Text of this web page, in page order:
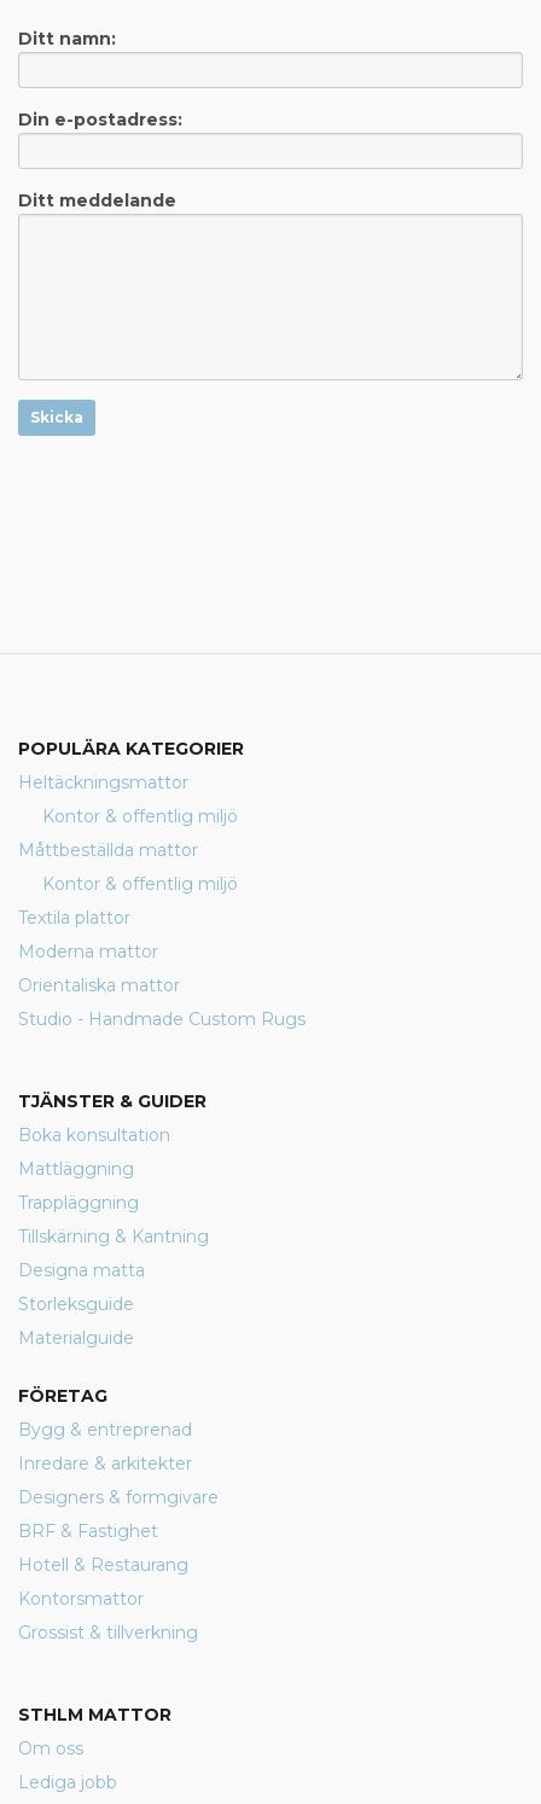
Ditt namn:
Din e-postadress:
Ditt meddelande
Skicka
POPULÄRA KATEGORIER
Heltäckningsmattor
Kontor & offentlig miljö
Måttbeställda mattor
Kontor & offentlig miljö
Textila plattor
Moderna mattor
Orientaliska mattor
Studio - Handmade Custom Rugs
TJÄNSTER & GUIDER
Boka konsultation
Mattläggning
Trappläggning
Tillskärning & Kantning
Designa matta
Storleksguide
Materialguide
FÖRETAG
Bygg & entreprenad
Inredare & arkitekter
Designers & formgivare
BRF & Fastighet
Hotell & Restaurang
Kontorsmattor
Grossist & tillverkning
STHLM MATTOR
Om oss
Lediga jobb